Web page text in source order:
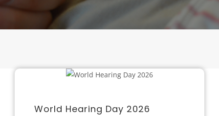
World Hearing Day 2026